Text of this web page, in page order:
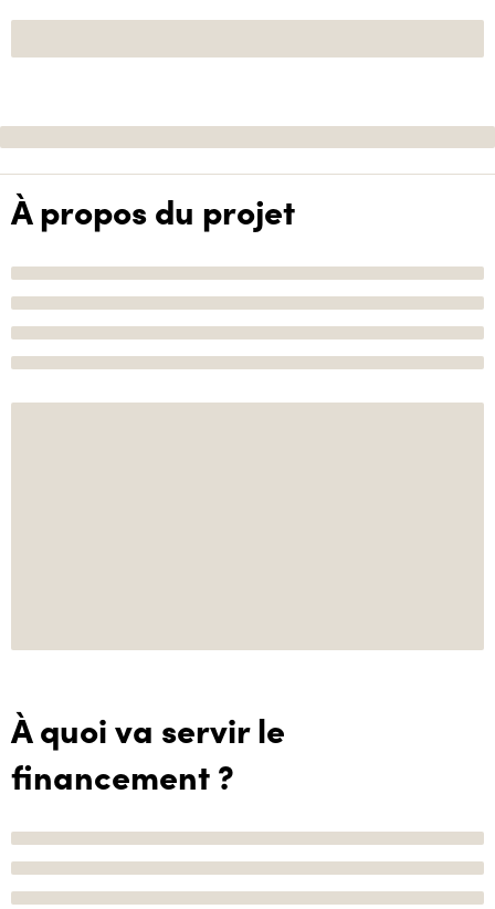
À propos du projet
À quoi va servir le
financement ?